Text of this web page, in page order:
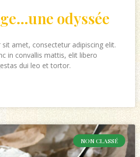
odyssée
amet, consectetur adipiscing elit.
in convallis mattis, elit libero
dui leo et tortor.
NON CLASSÉ